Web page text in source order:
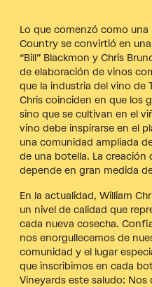
Lo que comenzó como
Country se convirtió en
“Bill” Blackmon y Chris
de elaboración de vinos
que la industria del vino de
Chris coinciden en que los
sino que se cultivan en el
vino debe inspirarse en el
una comunidad ampliada
de una botella. La creación
depende en gran medida
En la actualidad, William
un nivel de calidad que
cada nueva cosecha.
nos enorgullecemos de
comunidad y el lugar
que inscribimos en cada
Vineyards este saludo: